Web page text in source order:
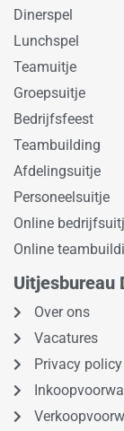
Dinerspel
Lunchspel
Teamuitje
Groepsuitje
Bedrijfsfeest
Teambuilding
Afdelingsuitje
Personeelsuitje
Online
Online
Uitjesbureau
Over ons
Vacatures
Privacy policy